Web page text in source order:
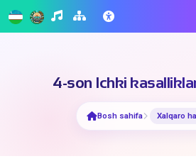
4-son Ichki
Bosh sahifa Xalqaro